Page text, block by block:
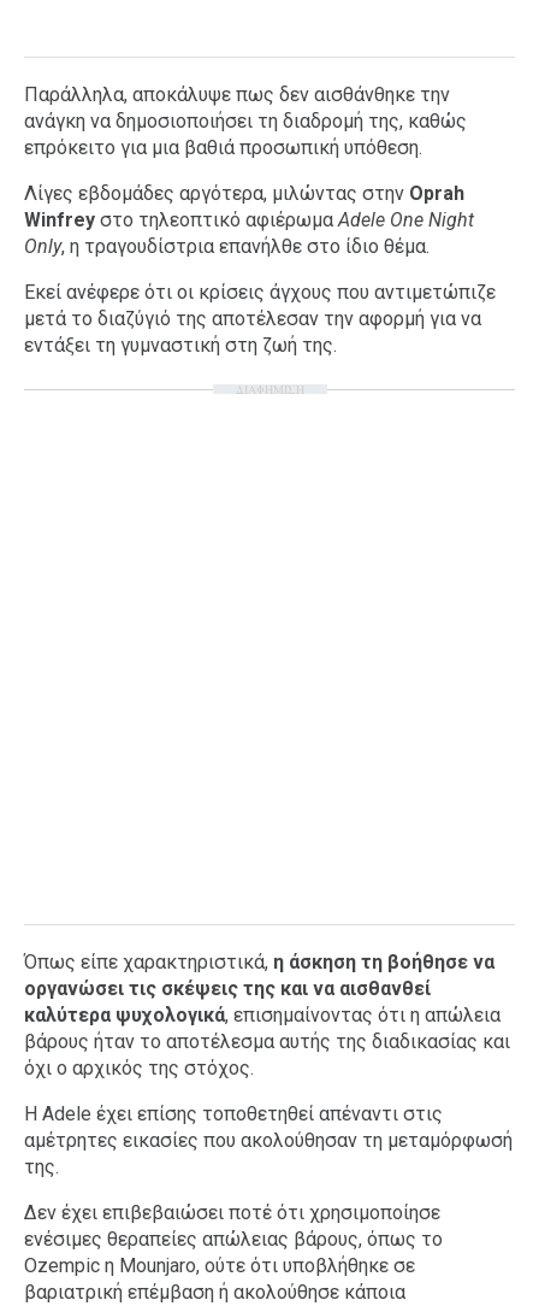
Παράλληλα, αποκάλυψε πως δεν αισθάνθηκε την
ανάγκη να δημοσιοποιήσει τη διαδρομή της, καθώς
επρόκειτο για μια βαθιά προσωπική υπόθεση.
Λίγες εβδομάδες αργότερα, μιλώντας στην Oprah
Winfrey στο τηλεοπτικό αφιέρωμαAdele One Night
Only, η τραγουδίστρια επανήλθε στο ίδιο θέμα.
Εκεί ανέφερε ότι οι κρίσεις άγχους που αντιμετώπιζε
μετά το διαζύγιό της αποτέλεσαν την αφορμή για να
εντάξει τη γυμναστική στη ζωή της.
ΔΙΑΦΗΜΙΣΗ
Όπως είπε χαρακτηριστικά, η άσκηση τη βοήθησε να
οργανώσει τις σκέψεις της και να αισθανθεί
καλύτερα ψυχολογικά, επισημαίνοντας ότι η απώλεια
βάρους ήταν το αποτέλεσμα αυτής της διαδικασίας και
όχι ο αρχικός της στόχος.
Η Adele έχει επίσης τοποθετηθεί απέναντι στις
αμέτρητες εικασίες που ακολούθησαν τη μεταμόρφωσή
της.
Δεν έχει επιβεβαιώσει ποτέ ότι χρησιμοποίησε
ενέσιμες θεραπείες απώλειας βάρους, όπως το
Ozempic η Mounjaro, ούτε ότι υποβλήθηκε σε
βαριατρική επέμβαση ή ακολούθησε κάποια